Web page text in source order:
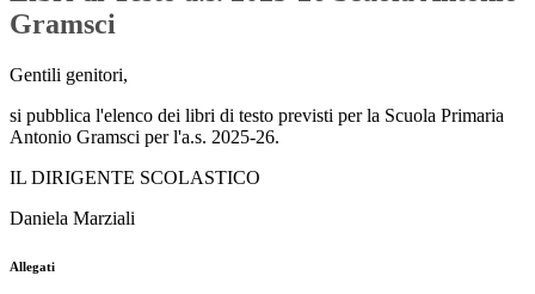
Gramsci
Gentili genitori,
si pubblica l'elenco dei libri di testo previsti per la Scuola Primaria
Antonio Gramsci per l'a.s. 2025-26.
IL DIRIGENTE SCOLASTICO
Daniela Marziali
Allegati